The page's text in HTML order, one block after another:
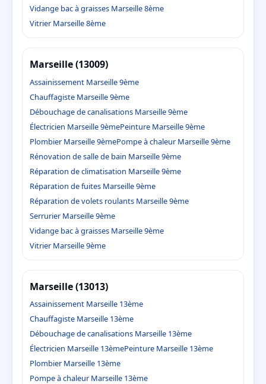
Vidange bac à graisses Marseille 8ème
Vitrier Marseille 8ème
Marseille (13009)
Assainissement Marseille 9ème
Chauffagiste Marseille 9ème
Débouchage de canalisations Marseille 9ème
Électricien Marseille 9èmePeinture Marseille 9ème
Plombier Marseille 9èmePompe à chaleur Marseille 9ème
Rénovation de salle de bain Marseille 9ème
Réparation de climatisation Marseille 9ème
Réparation de fuites Marseille 9ème
Réparation de volets roulants Marseille 9ème
Serrurier Marseille 9ème
Vidange bac à graisses Marseille 9ème
Vitrier Marseille 9ème
Marseille (13013)
Assainissement Marseille 13ème
Chauffagiste Marseille 13ème
Débouchage de canalisations Marseille 13ème
Électricien Marseille 13èmePeinture Marseille 13ème
Plombier Marseille 13ème
Pompe à chaleur Marseille 13ème